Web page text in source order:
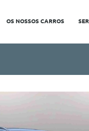
OS NOSSOS CARROS